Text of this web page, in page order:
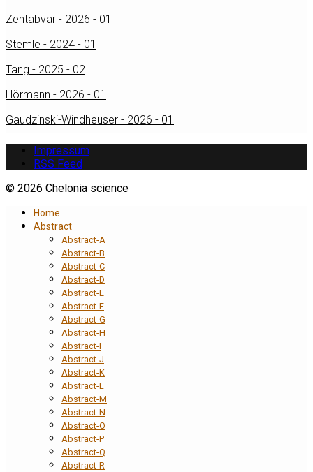
Zehtabvar - 2026 - 01
Stemle - 2024 - 01
Tang - 2025 - 02
Hörmann - 2026 - 01
Gaudzinski-Windheuser - 2026 - 01
Impressum
RSS Feed
© 2026 Chelonia science
Home
Abstract
Abstract-A
Abstract-B
Abstract-C
Abstract-D
Abstract-E
Abstract-F
Abstract-G
Abstract-H
Abstract-I
Abstract-J
Abstract-K
Abstract-L
Abstract-M
Abstract-N
Abstract-O
Abstract-P
Abstract-Q
Abstract-R